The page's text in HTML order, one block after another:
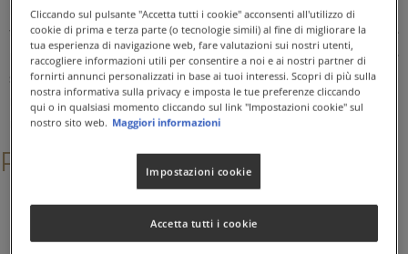
L’Astragalo (Astragalus membranaceus Bung.) è una pianta
tonico-adattogena che può essere d'aiuto per sostenere le
naturali difese dell’organismo. Le piante tonico-adattogene
sono in grado di fornire all’organismo una miglior resistenza
nei confronti di diversi fattori stressanti (fisici o mentali) in
modo da potersi adattare a condizioni di sovraccarico.
Prodotti correlati
Cliccando sul pulsante "Accetta tutti i cookie" acconsenti all'utilizzo di
cookie di prima e terza parte (o tecnologie simili) al fine di migliorare la
tua esperienza di navigazione web, fare valutazioni sui nostri utenti,
raccogliere informazioni utili per consentire a noi e ai nostri partner di
fornirti annunci personalizzati in base ai tuoi interessi. Scopri di più sulla
nostra informativa sulla privacy e imposta le tue preferenze cliccando
qui o in qualsiasi momento cliccando sul link "Impostazioni cookie" sul
nostro sito web. Maggiori informazioni
Impostazioni cookie
Accetta tutti i cookie